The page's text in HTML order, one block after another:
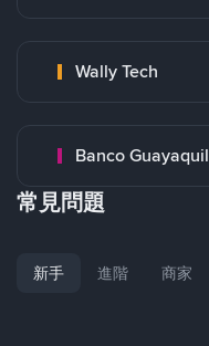
Wally Tech
Banco Guayaquil
常見問題
新手 進階 商家